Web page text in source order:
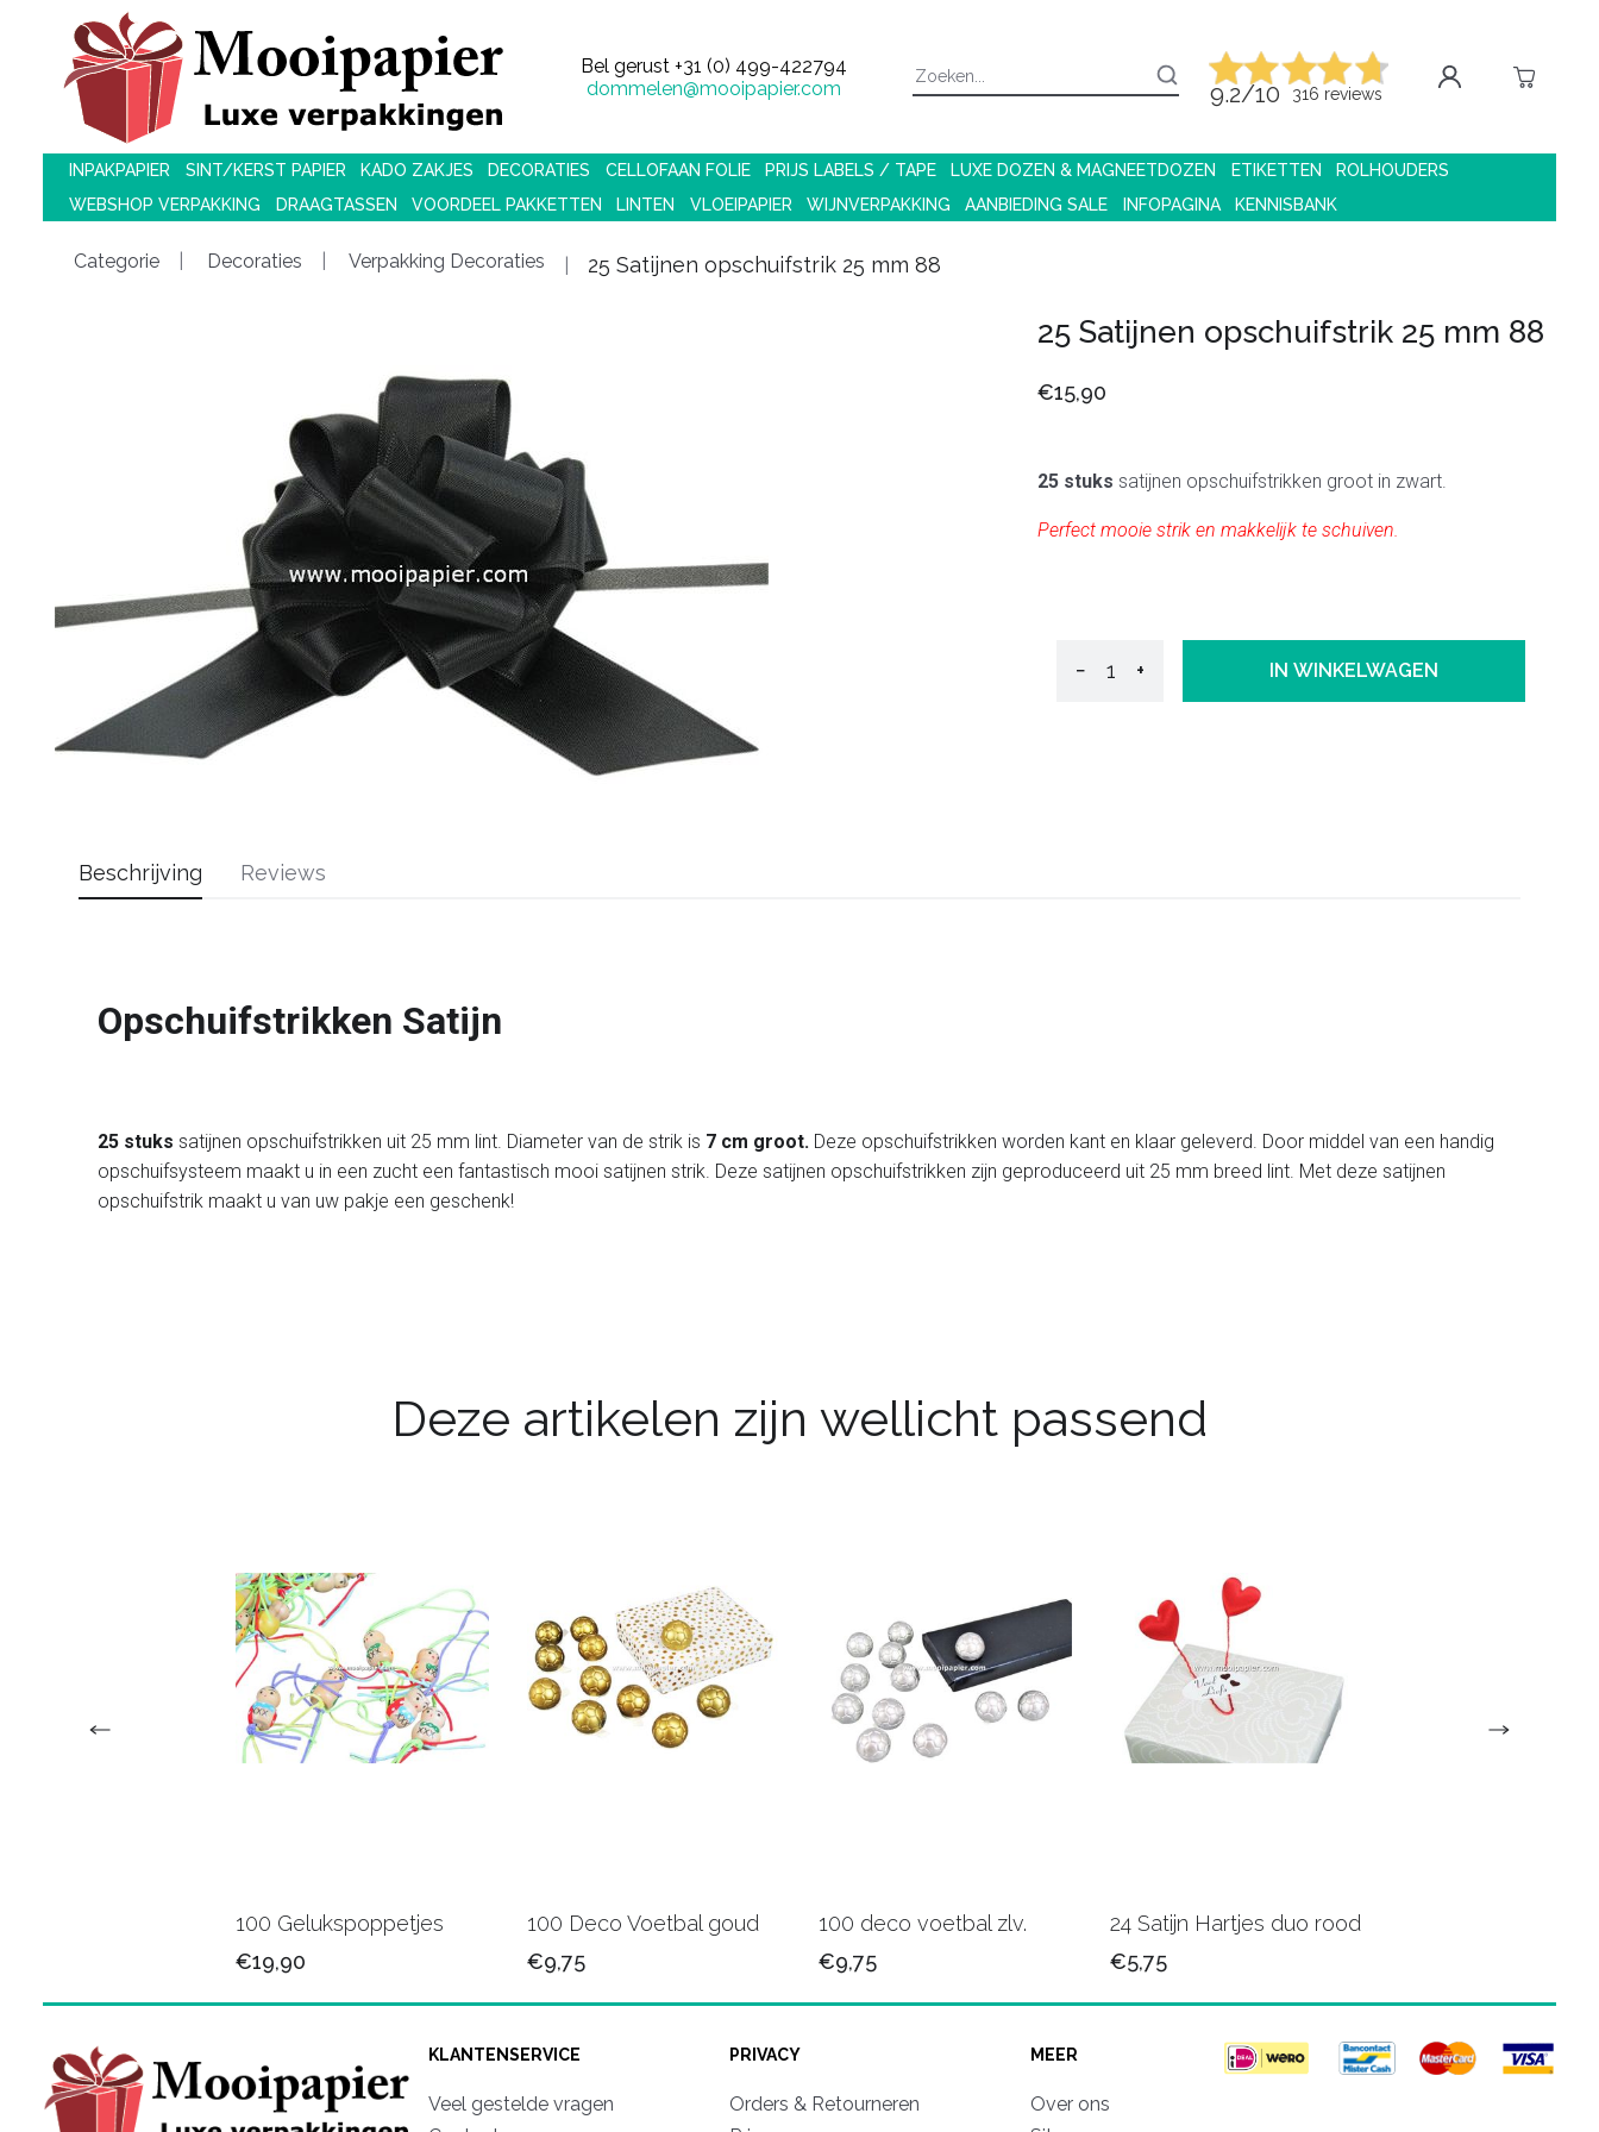
Bel gerust +31 (0) 499-422794
dommelen@mooipapier.com
9.2/10 316 reviews
INPAKPAPIER SINT/KERST PAPIER KADO ZAKJES DECORATIES CELLOFAAN FOLIE PRIJS LABELS / TAPE LUXE DOZEN & MAGNEETDOZEN ETIKETTEN
ROLHOUDERS
WEBSHOP VERPAKKING
DRAAGTASSEN VOORDEEL PAKKETTEN LINTEN VLOEIPAPIER WIJNVERPAKKING AANBIEDING SALE INFOPAGINA KENNISBANK
Categorie Decoraties Verpakking Decoraties 25 Satijnen opschuifstrik 25 mm 88
25 Satijnen opschuifstrik 25 mm 88
€15,90
25 stuks satijnen opschuifstrikken groot in zwart.
Perfect mooie strik en makkelijk te schuiven.
− + IN WINKELWAGEN
Beschrijving
Opschuifstrikken Satijn
25 stuks satijnen opschuifstrikken uit 25 mm lint. Diameter van de strik is 7 cm groot. Deze opschuifstrikken worden kant en klaar geleverd. Door middel van een handig
opschuifsysteem maakt u in een zucht een fantastisch mooi satijnen strik. Deze satijnen opschuifstrikken zijn geproduceerd uit 25 mm breed lint. Met deze satijnen
opschuifstrik maakt u van uw pakje een geschenk!
Reviews
Deze artikelen zijn wellicht passend
100 Gelukspoppetjes
€19,90
100 Deco Voetbal goud
€9,75
100 deco voetbal zlv.
€9,75
24 Satijn Hartjes duo rood
€5,75
KLANTENSERVICE
Veel gestelde vragen
PRIVACY
Orders & Retourneren
MEER
Over ons